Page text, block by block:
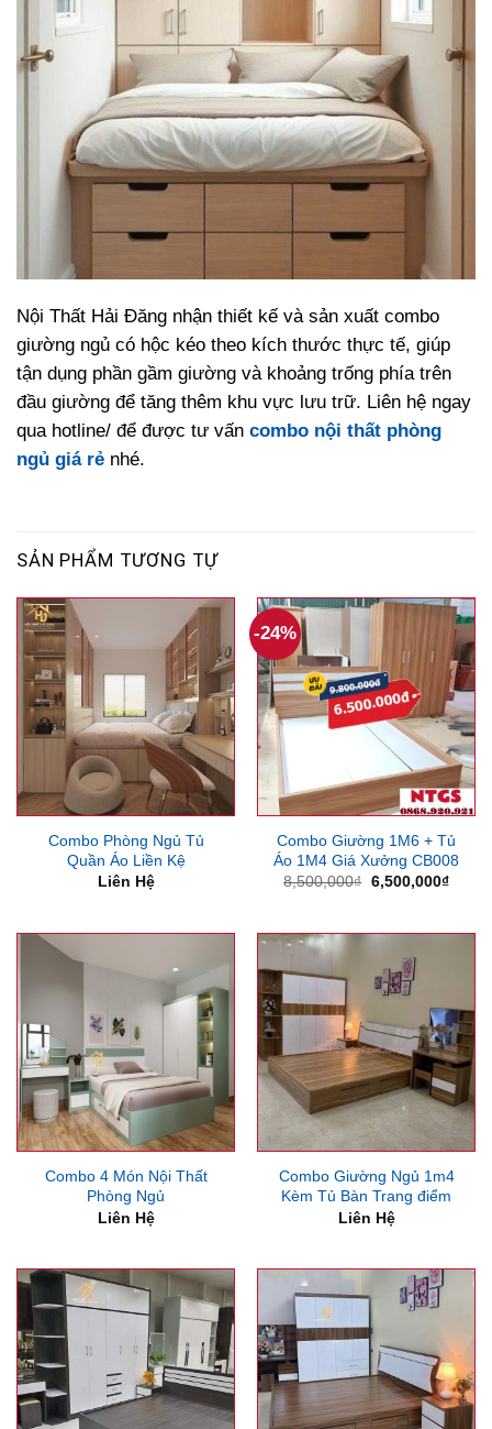
Nội Thất Hải Đăng nhận thiết kế và sản xuất combo
giường ngủ có hộc kéo theo kích thước thực tế, giúp
tận dụng phần gầm giường và khoảng trống phía trên
đầu giường để tăng thêm khu vực lưu trữ. Liên hệ ngay
qua hotline/ để được tư vấn combo nội thất phòng
ngủ giá rẻ nhé.
SẢN PHẨM TƯƠNG TỰ
Combo Phòng Ngủ Tủ
Quần Áo Liền Kệ
Liên Hệ
-24%
Combo Giường 1M6 + Tủ
Áo 1M4 Giá Xưởng CB008
8,500,000₫ Giá
6,500,000₫Giá
Combo 4 Món Nội Thất
Phòng Ngủ
Liên Hệ
Combo Giường Ngủ 1m4
Kèm Tủ Bàn Trang điểm
Liên Hệ